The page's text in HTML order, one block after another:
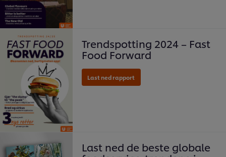
Trendspotting 2024 – Fast
Food Forward
Last ned de beste globale